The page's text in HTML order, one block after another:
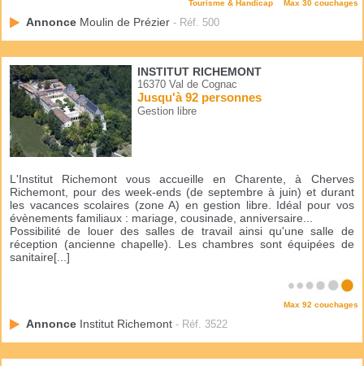
Tourisme & Handicap Max 30 couchages
Annonce Moulin de Prézier - Réf. 500
INSTITUT RICHEMONT
16370 Val de Cognac
Jusqu'à 92 personnes
Gestion libre
L'Institut Richemont vous accueille en Charente, à Cherves
Richemont, pour des week-ends (de septembre à juin) et durant
les vacances scolaires (zone A) en gestion libre. Idéal pour vos
évènements familiaux : mariage, cousinade, anniversaire...
Possibilité de louer des salles de travail ainsi qu'une salle de
réception (ancienne chapelle). Les chambres sont équipées de
sanitaire[...]
Max 92 couchages
Annonce Institut Richemont - Réf. 3522